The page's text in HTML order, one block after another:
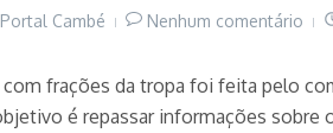
Cambé Nenhum comentário
frações da tropa foi feita pelo
é repassar informações